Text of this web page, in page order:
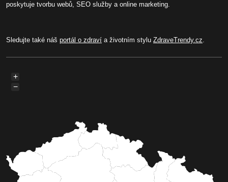
poskytuje tvorbu webů, SEO služby a online marketing.
Sledujte také náš portál o zdraví a životním stylu ZdraveTrendy.cz.
+
−